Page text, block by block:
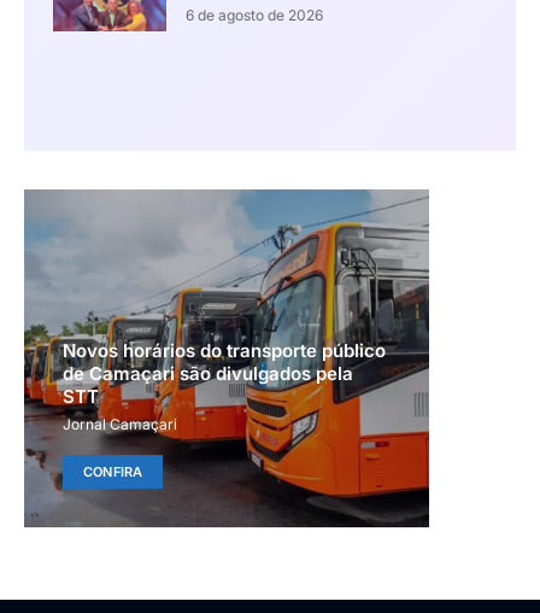
6 de agosto de 2026
Novos horários do transporte público
de Camaçari são divulgados pela
STT
Jornal Camaçari
CONFIRA